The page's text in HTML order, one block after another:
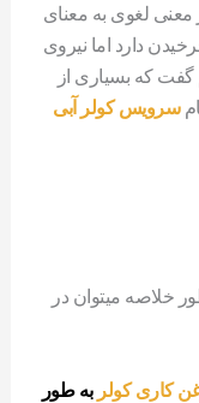
معنی لغوی به معنای
دارد اما نیروی
گفت که بسیاری از
سرویس کولر آبی
خلاصه میتوان در
کاری کولر به طور